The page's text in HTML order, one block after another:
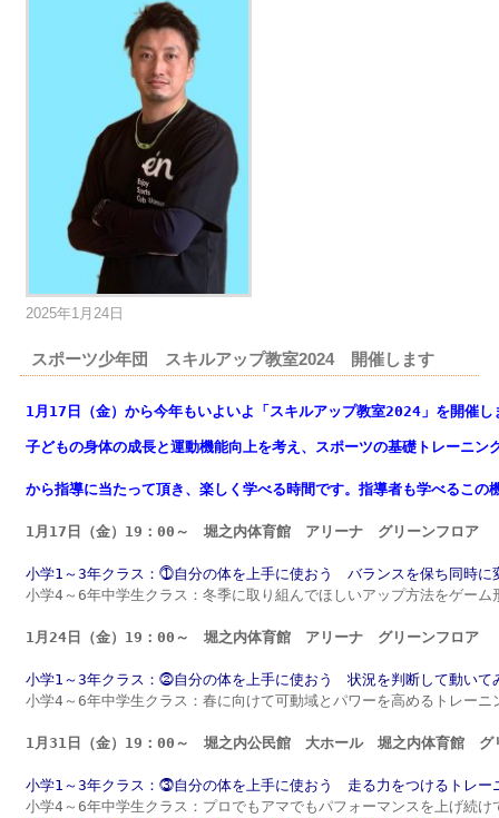
2025年1月24日
スポーツ少年団 スキルアップ教室2024 開催します
1月17日（金）から今年もいよいよ「スキルアップ教室2024」を開催し
子どもの身体の成長と運動機能向上を考え、スポーツの基礎トレーニ
から指導に当たって頂き、楽しく学べる時間です。指導者も学べるこの
1月17日（金）19：00～　堀之内体育館　アリーナ　グリーンフロア
小学1～3年クラス：⓵自分の体を上手に使おう　バランスを保ち同時に
小学4～6年中学生クラス：冬季に取り組んでほしいアップ方法をゲー
小学1～3年クラス：⓶自分の体を上手に使おう　状況を判断して動いて
小学4～6年中学生クラス：春に向けて可動域とパワーを高めるトレーニ
小学1～3年クラス：⓷自分の体を上手に使おう　走る力をつけるトレー